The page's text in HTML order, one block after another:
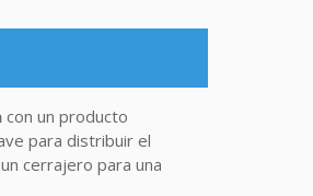
con un producto
para distribuir el
cerrajero para una